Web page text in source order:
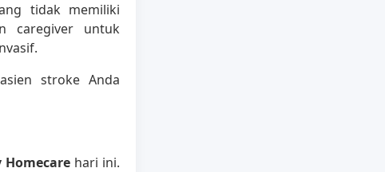
tidak memiliki
caregiver untuk
stroke Anda
Homecare hari ini.